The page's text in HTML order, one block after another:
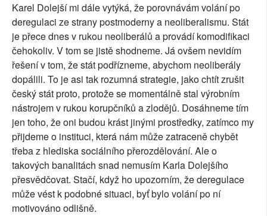
Karel Dolejší mi dále vytýká, že porovnávám volání po
deregulaci ze strany postmoderny a neoliberalismu. Stát
je přece dnes v rukou neoliberálů a provádí komodifikaci
čehokoliv. V tom se jistě shodneme. Já ovšem nevidím
řešení v tom, že stát podřízneme, abychom neoliberály
dopálili. To je asi tak rozumná strategie, jako chtít zrušit
český stát proto, protože se momentálně stal výrobním
nástrojem v rukou korupčníků a zlodějů. Dosáhneme tím
jen toho, že oni budou krást jinými prostředky, zatímco my
přijdeme o instituci, která nám může zatraceně chybět
třeba z hlediska sociálního přerozdělování. Ale o
takových banalitách snad nemusím Karla Dolejšího
přesvědčovat. Stačí, když ho upozorním, že deregulace
může vést k podobné situaci, byť bylo volání po ní
motivováno odlišně.